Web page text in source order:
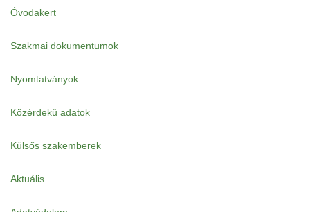
Óvodakert
Szakmai dokumentumok
Nyomtatványok
Közérdekű adatok
Külsős szakemberek
Aktuális